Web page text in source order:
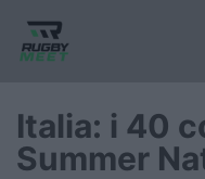
Italia: i 40
Summer